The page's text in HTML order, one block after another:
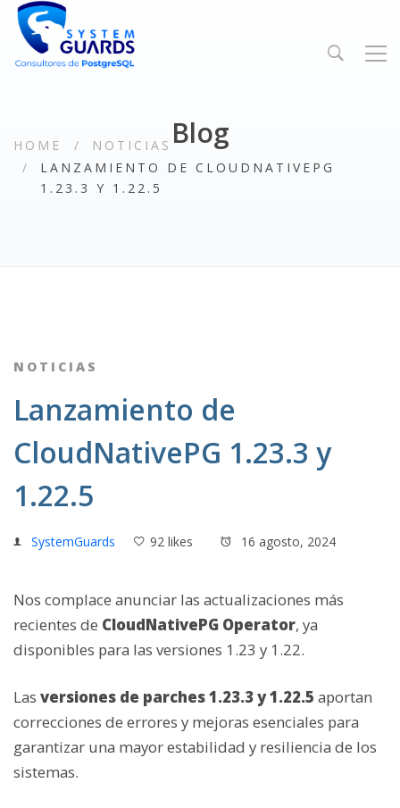
Blog
HOME
NOTICIAS
LANZAMIENTO DE CLOUDNATIVEPG
1.23.3 Y 1.22.5
NOTICIAS
Lanzamiento de
CloudNativePG 1.23.3 y
1.22.5
SystemGuards 92 likes 16 agosto, 2024
Nos complace anunciar las actualizaciones más
recientes de CloudNativePG Operator, ya
disponibles para las versiones 1.23 y 1.22.
Las versiones de parches 1.23.3 y 1.22.5 aportan
correcciones de errores y mejoras esenciales para
garantizar una mayor estabilidad y resiliencia de los
sistemas.